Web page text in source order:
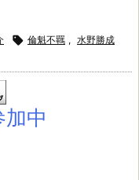
 倫魁不羈 , 水野勝成
中